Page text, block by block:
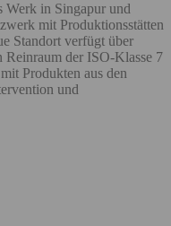
in Singapur und
mit Produktionsstätten
Standort verfügt über
Reinraum der ISO-Klasse 7
Produkten aus den
und